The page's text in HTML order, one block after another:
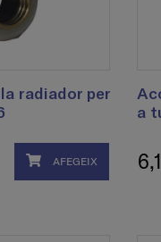
radiador per
AFEGEIX
a